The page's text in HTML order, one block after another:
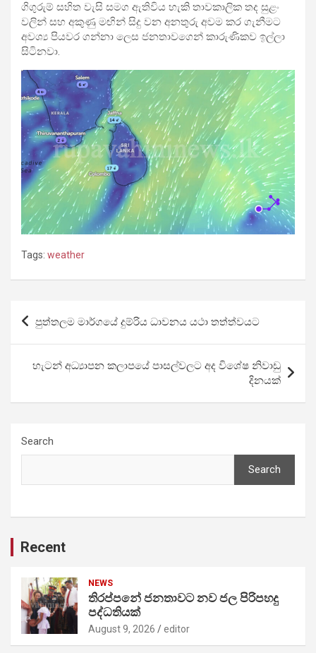
ගිගුරුම් සහිත වැසි සමග ඇතිවිය හැකි තාවකාලික තද සුළං
වලින් සහ අකුණු මඟින් සිදු වන අනතුරු අවම කර ගැනීමට
අවශ්‍ය පියවර ගන්නා ලෙස ජනතාවගෙන් කාරුණිකව ඉල්ලා
සිටිනවා.
Tags: weather
Post
navigation
පුත්තලම මාර්ගයේ දුම්රිය ධාවනය යථා තත්ත්වයට
හැටන් අධ්‍යාපන කලාපයේ පාසල්වලට අද විශේෂ නිවාඩු
දිනයක්
Search
Search
Recent
NEWS
තිරප්පනේ ජනතාවට නව ජල පිරිපහදු
පද්ධතියක්
August 9, 2026 editor